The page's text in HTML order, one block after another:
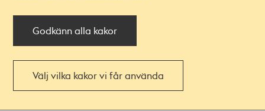
Godkänn alla kakor
Välj vilka kakor vi får använda